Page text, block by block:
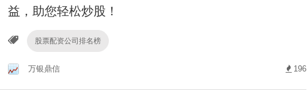
益，助您轻松炒股！
股票配资公司排名榜
万银鼎信 196